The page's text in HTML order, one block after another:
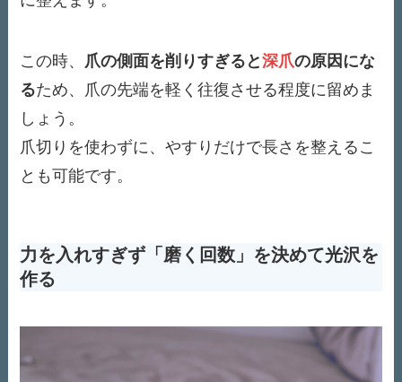
この時、 爪の側面を削りすぎると深爪の原因にな
るため、爪の先端を軽く往復させる程度に留めま
しょう。
爪切りを使わずに、やすりだけで長さを整えるこ
とも可能です。
力を入れすぎず「磨く回数」を決めて光沢を
作る